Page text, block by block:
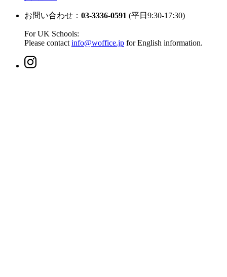
お問い合わせ： 03-3336-0591 (平日9:30-17:30)
For UK Schools:
Please contact info@woffice.jp for English information.